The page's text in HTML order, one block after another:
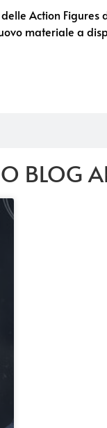
Action
materiale a
BLOG